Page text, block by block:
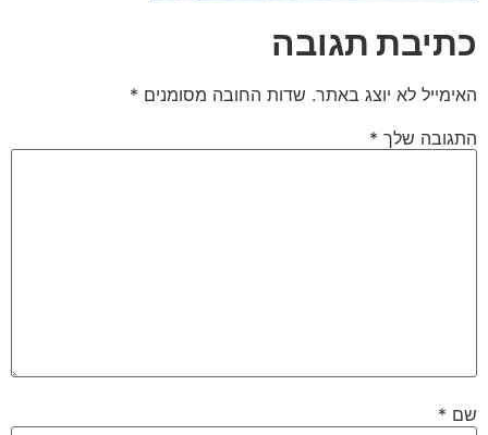
כתיבת תגובה
האימייל לא יוצג באתר. שדות החובה מסומנים *
התגובה שלך *
שם *